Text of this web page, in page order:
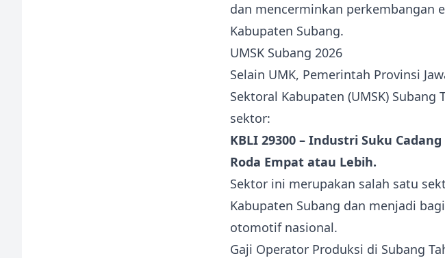
dan mencerminkan perkembangan
Kabupaten Subang.
UMSK Subang 2026
Selain UMK, Pemerintah Provinsi
Sektoral Kabupaten (UMSK) Subang
sektor:
KBLI 29300 – Industri Suku
Roda Empat atau Lebih.
Sektor ini merupakan salah satu
Kabupaten Subang dan menjadi
otomotif nasional.
Gaji Operator Produksi di Subang